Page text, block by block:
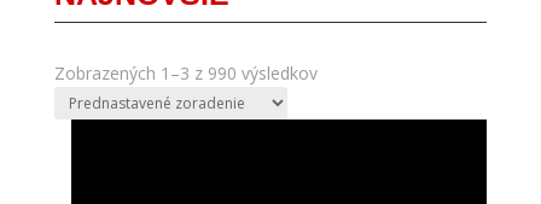
Zobrazených 1–3 z 990 výsledkov